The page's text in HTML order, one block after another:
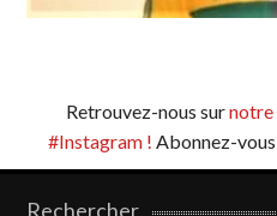
Retrouvez-nous surnotre
#Instagram ! Abonnez-
Rechercher